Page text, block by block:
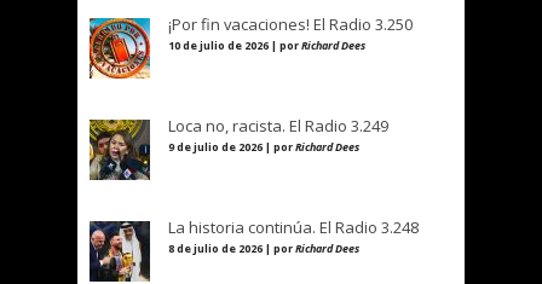
¡Por fin vacaciones! El Radio 3.250
10 de julio de 2026 | porRichard Dees
Loca no, racista. El Radio 3.249
9 de julio de 2026 | porRichard Dees
La historia continúa. El Radio 3.248
8 de julio de 2026 | porRichard Dees